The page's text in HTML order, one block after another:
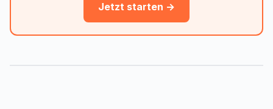
Jetzt starten →